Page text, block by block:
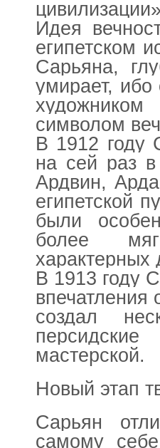
Идея
египетском
Сарьяна,
умирает,
символом
В 1912 году
на сей раз
Ардвин,
египетской
были
более
характерных
В 1913 году
впечатления
создал
мастерской.
Новый этап
Сарьян
самому